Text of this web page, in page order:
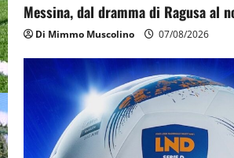
Messina, dal dramma di Ragusa al
Di Mimmo Muscolino 07/08/2026